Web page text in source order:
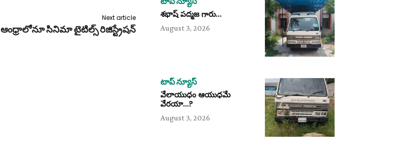
Next article
ఆంధ్రాలోనూ సినిమా టైటిల్స్ రిజిస్ట్రేషన్
శభాష్ పద్మజ గారు…
August 3, 2026
టాప్ న్యూస్
వేలాయుధం ఆయుధమే
వేరయా…?
August 3, 2026